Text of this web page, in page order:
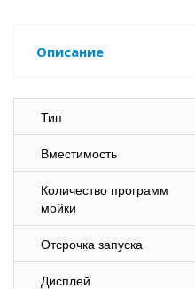
Описание
Тип
Вместимость
Количество программ
мойки
Отсрочка запуска
Дисплей